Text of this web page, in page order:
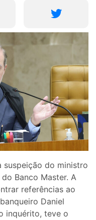
suspeição do ministro
Banco Master. A
referências ao
Daniel
inquérito, teve o